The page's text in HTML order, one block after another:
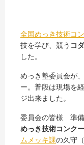
全国めっき技術コ
技を学び、競う コ
した。
めっき塾委員会が
ー。普段は現場を
ジ出来ました。
委員会の皆様 準
めっき技術コンク
ムメッキ課の久守